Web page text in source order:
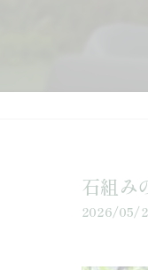
石組み
2026/05/